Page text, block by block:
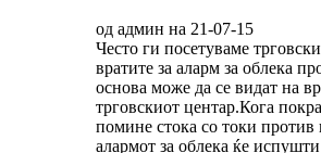
од админ на 21-07-15
Често ги посетуваме
вратите за аларм за облека
основа може да се видат на
трговскиот центар.Кога
помине стока со токи против
алармот за облека ќе испушти